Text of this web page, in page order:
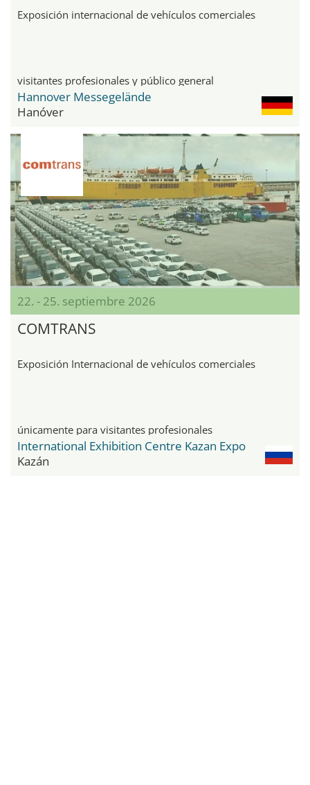
Exposición internacional de vehículos comerciales
visitantes profesionales y público general
Hannover Messegelände
Hanóver
22. - 25. septiembre 2026
COMTRANS
Exposición Internacional de vehículos comerciales
únicamente para visitantes profesionales
International Exhibition Centre Kazan Expo
Kazán